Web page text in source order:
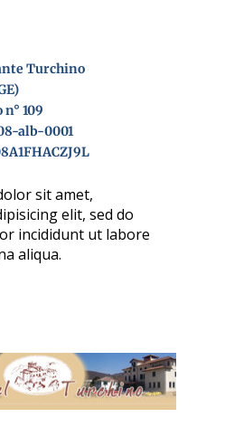
Turchino
109
alb-0001
sit amet,
elit, sed do
incididunt ut labore
aliqua.